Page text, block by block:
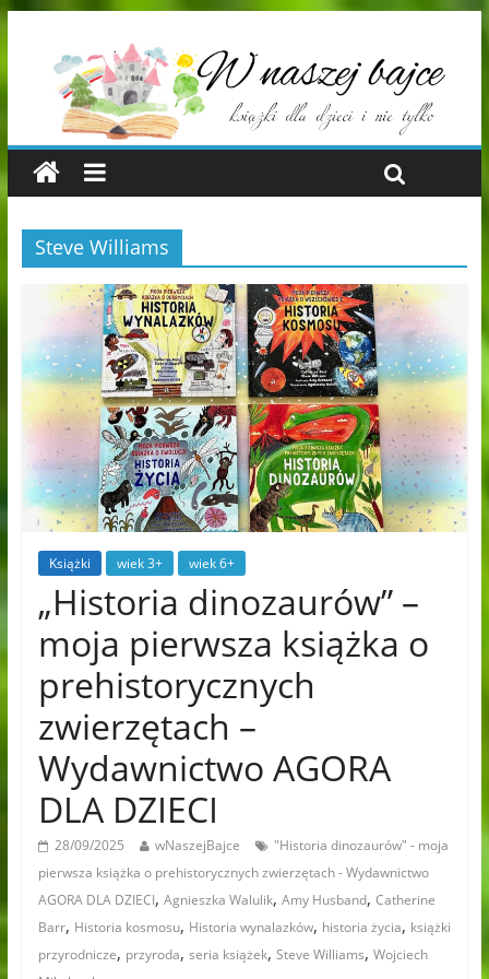
Steve Williams
Książki wiek 3+ wiek 6+
„Historia dinozaurów” –
moja pierwsza książka o
prehistorycznych
zwierzętach –
Wydawnictwo AGORA
DLA DZIECI
28/09/2025 wNaszejBajce
"Historia dinozaurów" - moja
pierwsza książka o prehistorycznych zwierzętach - Wydawnictwo
AGORA DLA DZIECI, Agnieszka Walulik, Amy Husband, Catherine
Barr, Historia kosmosu, Historia wynalazków, historia życia, książki
przyrodnicze, przyroda, seria książek, Steve Williams, Wojciech